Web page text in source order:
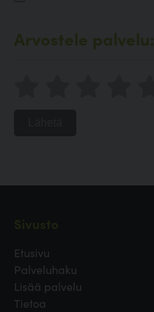
Arvostele palvelu:
Etusivu
Palveluhaku
Lisää palvelu
Tietoa